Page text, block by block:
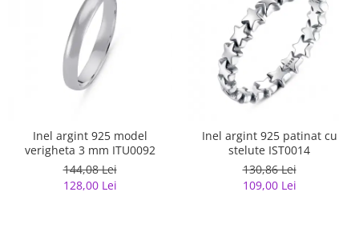
Inel argint 925 model
verigheta 3 mm ITU0092
144,08 Lei
128,00 Lei
Inel argint 925 patinat cu
stelute IST0014
130,86 Lei
109,00 Lei